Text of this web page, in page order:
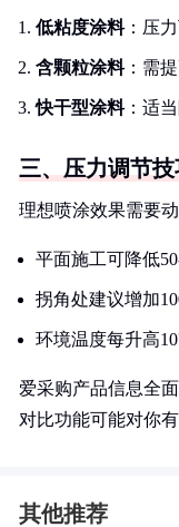
低粘度涂料：压
含颗粒涂料：需
快干型涂料：适
三、压力调节技
理想喷涂效果需要动
平面施工可降低
拐角处建议增加
环境温度每升高
爱采购产品信息全
对比功能可能对你
其他推荐